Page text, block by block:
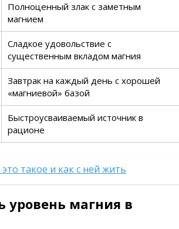
Полноценный злак с заметным
магнием
Сладкое удовольствие с
существенным вкладом магния
Завтрак на каждый день с хорошей
«магниевой» базой
Быстроусваиваемый источник в
рационе
такое и как с ней жить
уровень магния в